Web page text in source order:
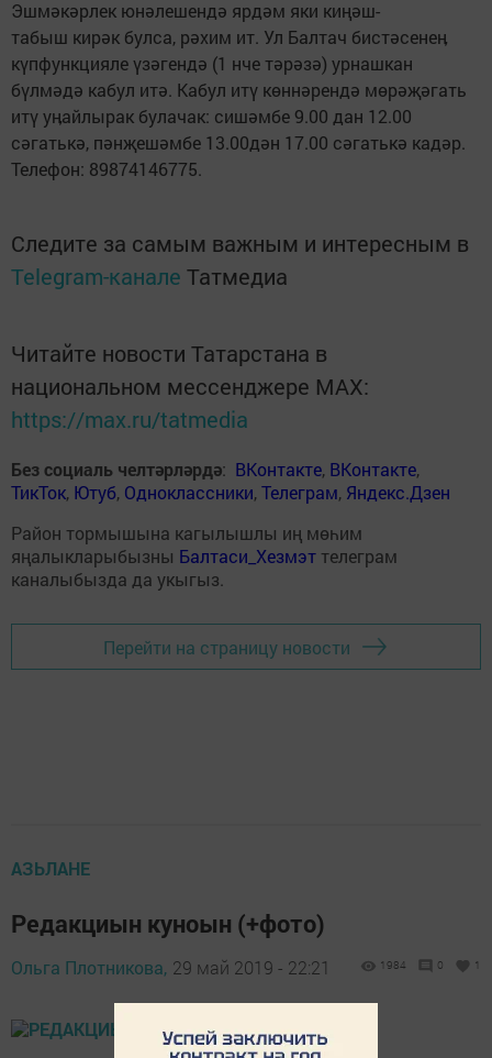
Эшмәкәрлек юнәлешендә ярдәм яки киңәш-
табыш кирәк булса, рәхим ит. Ул Балтач бистәсенеӊ
күпфункцияле үзәгендә (1 нче тәрәзә) урнашкан
бүлмәдә кабул итә. Кабул итү көннәрендә мөрәҗәгать
итү уӊайлырак булачак: сишәмбе 9.00 дан 12.00
сәгатькә, пәнҗешәмбе 13.00дән 17.00 сәгатькә кадәр.
Телефон: 89874146775.
Следите за самым важным и интересным в
Telegram-канале Татмедиа
Читайте новости Татарстана в
национальном мессенджере MАХ:
https://max.ru/tatmedia
Без социаль челтәрләрдә: ВКонтакте, ВКонтакте,
ТикТок, Ютуб, Одноклассники,Телеграм, Яндекс.Дзен
Район тормышына кагылышлы иң мөһим
яңалыкларыбызны Балтаси_Хезмэт телеграм
каналыбызда да укыгыз.
Перейти на страницу новости
АЗЬЛАНЕ
Редакциын куноын (+фото)
Ольга Плотникова, 29 май 2019 - 22:21 1984 0 1